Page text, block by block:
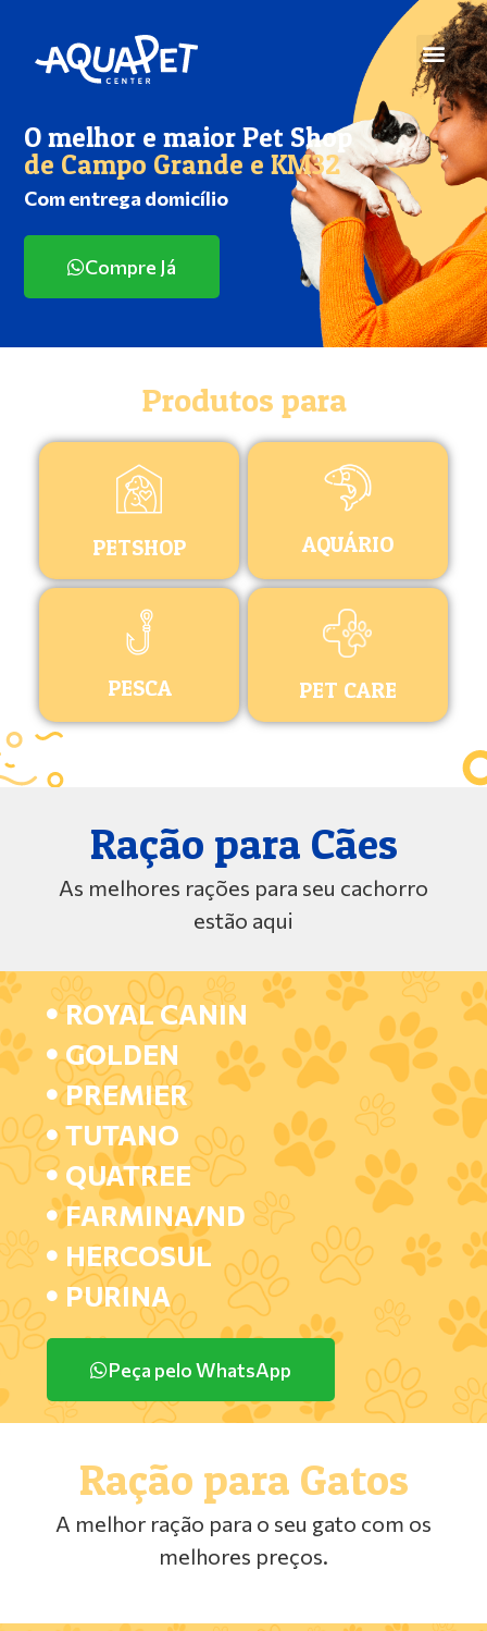
O melhor e maior Pet Shop
de Campo Grande e KM32
Com entrega domicílio
Compre Já
Produtos para
PETSHOP AQUÁRIO
PESCA PET CARE
Ração para Cães
As melhores rações para seu cachorro
estão aqui
ROYAL CANIN
GOLDEN
PREMIER
TUTANO
QUATREE
FARMINA/ND
HERCOSUL
PURINA
Peça pelo WhatsApp
Ração para Gatos
A melhor ração para o seu gato com os
melhores preços.